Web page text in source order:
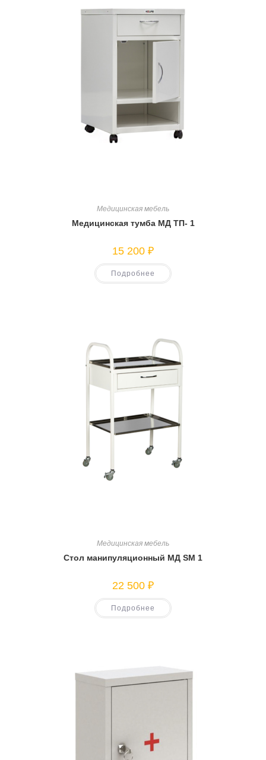
Медицинская мебель
Медицинская тумба МД ТП- 1
15 200 ₽
Подробнее
Медицинская мебель
Стол манипуляционный МД SM 1
22 500 ₽
Подробнее